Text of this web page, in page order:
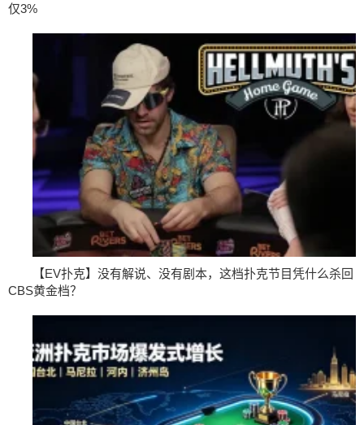
仅3%
【EV扑克】没有解说、没有剧本，这档扑克节目凭什么杀回
CBS黄金档？